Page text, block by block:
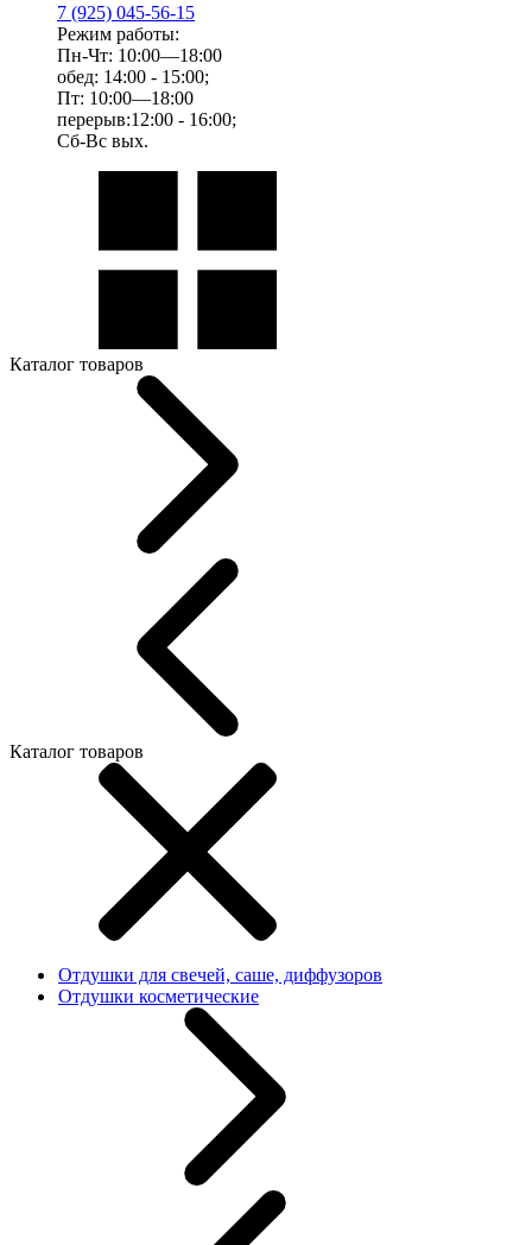
7 (925) 045-56-15
Режим работы:
Пн-Чт: 10:00—18:00
обед: 14:00 - 15:00;
Пт: 10:00—18:00
перерыв:12:00 - 16:00;
Сб-Вс вых.
Каталог товаров
Каталог товаров
Отдушки для свечей, саше, диффузоров
Отдушки косметические